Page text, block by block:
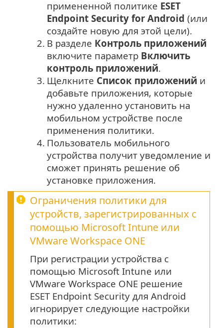
примененной политике ESET
Endpoint Security for Android (или
создайте новую для этой цели).
2. В разделе Контроль приложений
включите параметр Включить
контроль приложений.
3. Щелкните Список приложений и
добавьте приложения, которые
нужно удаленно установить на
мобильном устройстве после
применения политики.
4. Пользователь мобильного
устройства получит уведомление и
сможет принять решение об
установке приложения.
Ограничения политики для
устройств, зарегистрированных с
помощью Microsoft Intune или
VMware Workspace ONE
При регистрации устройства с
помощью Microsoft Intune или
VMware Workspace ONE решение
ESET Endpoint Security для Android
игнорирует следующие настройки
политики: